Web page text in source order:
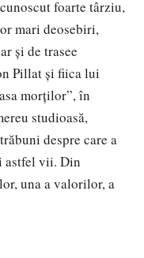
foarte târziu,
mari deosebiri,
și de trasee
Pillat și fiica lui
morților”, în
studioasă,
despre care a
astfel vii. Din
una a valorilor, a